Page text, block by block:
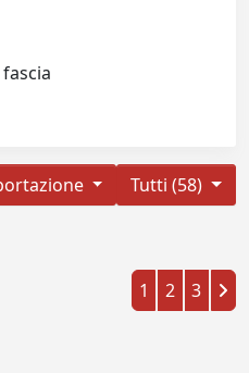
Tutti (58)
1 2 3